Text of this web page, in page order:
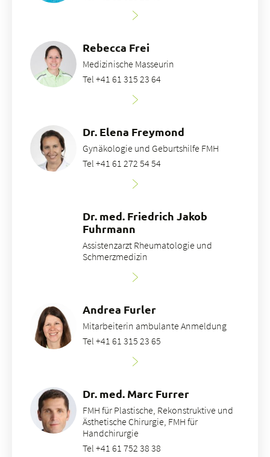
Rebecca Frei
Medizinische Masseurin
Tel +41 61 315 23 64
Dr. Elena Freymond
Gynäkologie und Geburtshilfe FMH
Tel +41 61 272 54 54
Dr. med. Friedrich Jakob
Fuhrmann
Assistenzarzt Rheumatologie und
Schmerzmedizin
Andrea Furler
Mitarbeiterin ambulante Anmeldung
Tel +41 61 315 23 65
Dr. med. Marc Furrer
FMH für Plastische, Rekonstruktive und
Ästhetische Chirurgie, FMH für
Handchirurgie
Tel +41 61 752 38 38